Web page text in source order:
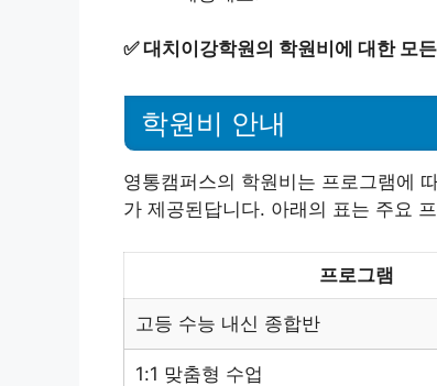
✅대치이강학원의 학원비에 대한 모
학원비 안내
영통캠퍼스의 학원비는 프로그램에
가 제공된답니다. 아래의 표는 주요
프로그램
고등 수능 내신 종합반
1:1 맞춤형 수업